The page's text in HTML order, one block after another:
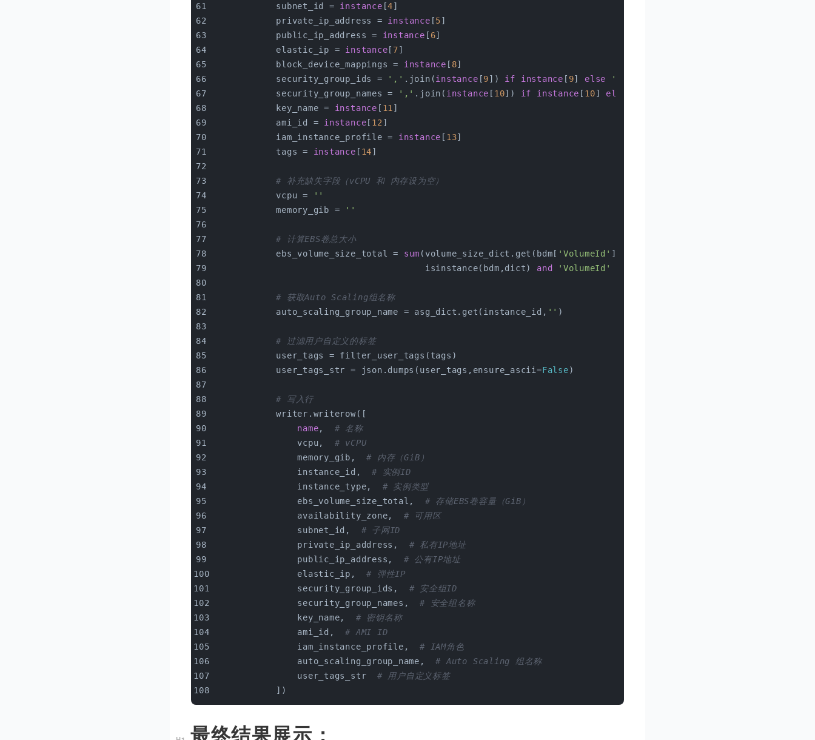
            subnet_id =
instance [4]
            private_ip_address =
instance [5]
            public_ip_address =
instance [ 6]
            elastic_ip =
instance [ 7]
            block_device_mappings =
instance [ 8]
            security_group_ids =
',' .join(instance [9]) if instance [ 9] else
''
            security_group_names =
',' .join( instance [ 10]) if instance [ 10] else
            key_name =
instance [ 11 ]
            ami_id =
instance [ 12 ]
            iam_instance_profile =
instance [ 13]
            tags =
instance [ 14]
# 补充缺失字段（vCPU 和 内存设为空）
            vcpu =
''
            memory_gib =
''
# 计算EBS卷总大小
            ebs_volume_size_total =
sum (volume_size_dict.get(bdm[ 'VolumeId' ],
                                        isinstance(bdm,dict)
and 'VolumeId'
# 获取Auto Scaling组名称
            auto_scaling_group_name = asg_dict.get(instance_id,
'' )
# 过滤用户自定义的标签
            user_tags = filter_user_tags(tags)
            user_tags_str = json.dumps(user_tags,ensure_ascii=
False)
# 写入行
            writer.writerow([
name, # 名称
                vcpu,
# vCPU
                memory_gib,
# 内存（GiB）
                instance_id,
# 实例ID
                instance_type,
# 实例类型
                ebs_volume_size_total,
# 存储EBS卷容量（GiB）
                availability_zone,
# 可用区
                subnet_id,
# 子网ID
                private_ip_address,
# 私有IP地址
                public_ip_address,
# 公有IP地址
                elastic_ip,
# 弹性IP
                security_group_ids,
# 安全组ID
                security_group_names,
# 安全组名称
                key_name,
# 密钥名称
                ami_id,
# AMI ID
                iam_instance_profile,
# IAM角色
                auto_scaling_group_name,
# Auto Scaling 组名称
                user_tags_str
# 用户自定义标签
            ])
最终结果展示：